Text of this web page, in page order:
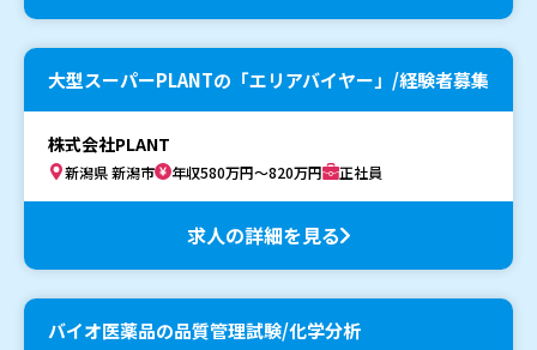
大型スーパーPLANTの「エリアバイヤー」/経験者募集
株式会社PLANT
新潟県 新潟市 年収580万円～820万円 正社員
求人の詳細を見る
バイオ医薬品の品質管理試験/化学分析